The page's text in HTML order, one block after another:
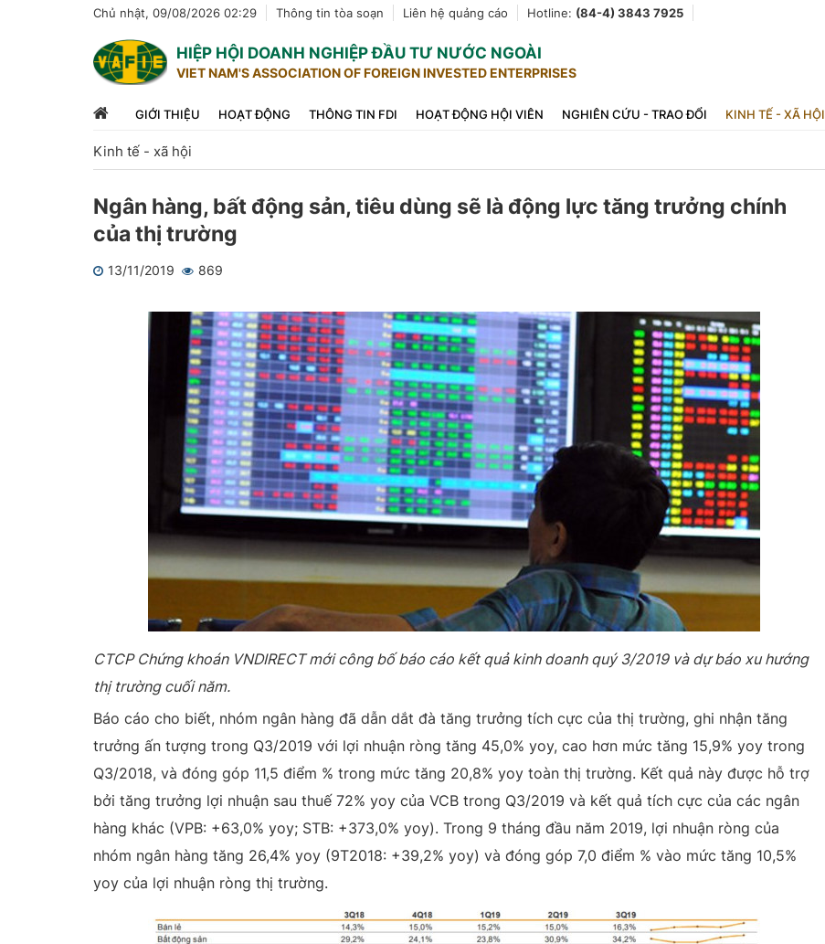
Chủ nhật, 09/08/2026 02:29 Thông tin tòa soạn Liên hệ quảng cáo Hotline: (84-4) 3843 7925
HIỆP HỘI DOANH NGHIỆP ĐẦU TƯ NƯỚC NGOÀI
VIET NAM'S ASSOCIATION OF FOREIGN INVESTED ENTERPRISES
GIỚI THIỆU HOẠT ĐỘNG THÔNG TIN FDI HOẠT ĐỘNG HỘI VIÊN NGHIÊN CỨU - TRAO ĐỔI KINH TẾ - XÃ HỘI
Kinh tế - xã hội
Ngân hàng, bất động sản, tiêu dùng sẽ là động lực tăng trưởng chính
của thị trường
13/11/2019
869
CTCP Chứng khoán VNDIRECT mới công bố báo cáo kết quả kinh doanh quý 3/2019 và dự báo xu hướng
thị trường cuối năm.
Báo cáo cho biết, nhóm ngân hàng đã dẫn dắt đà tăng trưởng tích cực của thị trường, ghi nhận tăng
trưởng ấn tượng trong Q3/2019 với lợi nhuận ròng tăng 45,0% yoy, cao hơn mức tăng 15,9% yoy trong
Q3/2018, và đóng góp 11,5 điểm % trong mức tăng 20,8% yoy toàn thị trường. Kết quả này được hỗ trợ
bởi tăng trưởng lợi nhuận sau thuế 72% yoy của VCB trong Q3/2019 và kết quả tích cực của các ngân
hàng khác (VPB: +63,0% yoy; STB: +373,0% yoy). Trong 9 tháng đầu năm 2019, lợi nhuận ròng của
nhóm ngân hàng tăng 26,4% yoy (9T2018: +39,2% yoy) và đóng góp 7,0 điểm % vào mức tăng 10,5%
yoy của lợi nhuận ròng thị trường.